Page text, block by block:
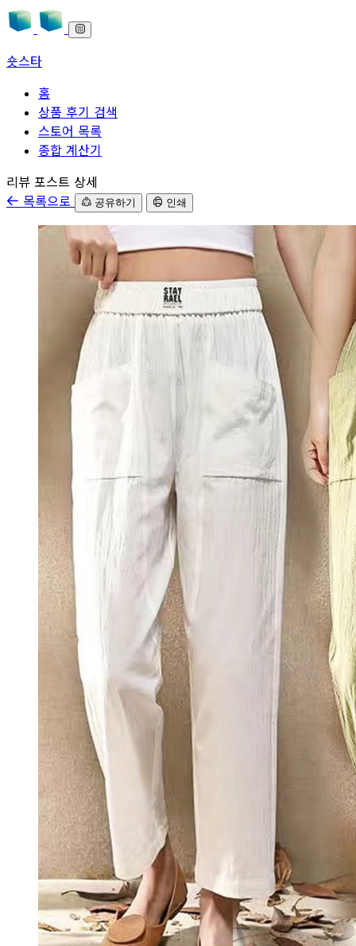
숏스타
홈
상품 후기 검색
스토어 목록
종합 계산기
본문으로 바로가기
리뷰 포스트 상세
목록으로
공유하기 인쇄